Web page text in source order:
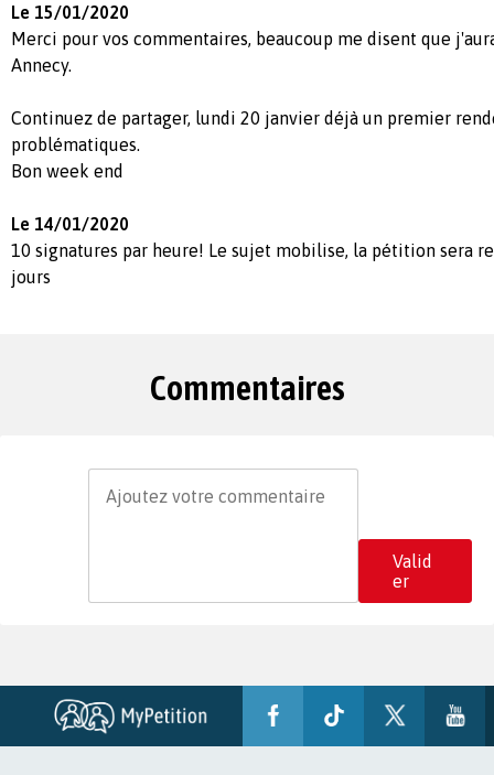
Le 15/01/2020
Merci pour vos commentaires, beaucoup me disent que
Annecy.
Continuez de partager, lundi 20 janvier déjà un premier
problématiques.
Bon week end
Le 14/01/2020
10 signatures par heure! Le sujet mobilise, la pétition sera
jours
Commentaires
Valid
er